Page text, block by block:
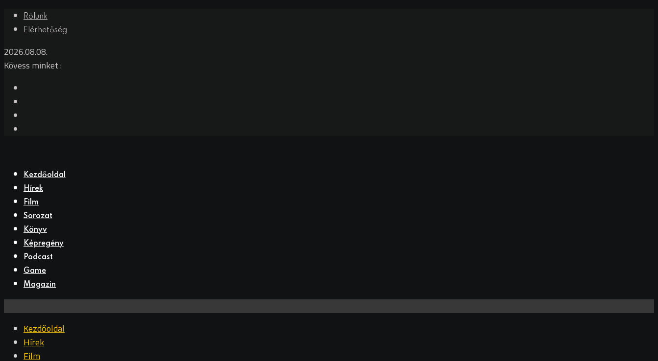
Rólunk
Elérhetőség
2026.08.08.
Kövess minket :
Kezdőoldal
Hírek
Film
Sorozat
Könyv
Képregény
Podcast
Game
Magazin
Kezdőoldal
Hírek
Film